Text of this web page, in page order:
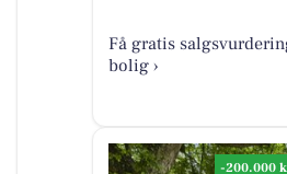
Få gratis
bolig ›
-200.000